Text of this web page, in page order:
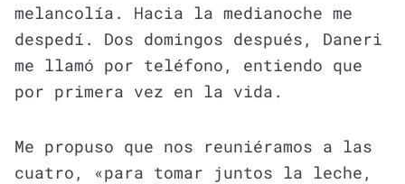
melancolía. Hacia la medianoche me
despedí. Dos domingos después, Daneri
me llamó por teléfono, entiendo que
por primera vez en la vida.
Me propuso que nos reuniéramos a las
cuatro, «para tomar juntos la leche,